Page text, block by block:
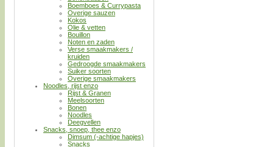
Boemboes & Currypasta
Overige sauzen
Kokos
Olie & vetten
Bouillon
Noten en zaden
Verse smaakmakers /
kruiden
Gedroogde smaakmakers
Suiker soorten
Overige smaakmakers
Noodles, rijst enzo
Rijst & Granen
Meelsoorten
Bonen
Noodles
Deegvellen
Snacks, snoep, thee enzo
Dimsum (-achtige hapjes)
Snacks